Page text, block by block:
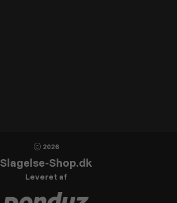
2026
Slagelse-Shop.dk
Leveret af